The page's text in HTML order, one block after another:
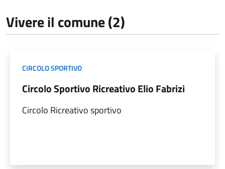
Vivere il comune (2)
CIRCOLO SPORTIVO
Circolo Sportivo Ricreativo Elio Fabrizi
Circolo Ricreativo sportivo